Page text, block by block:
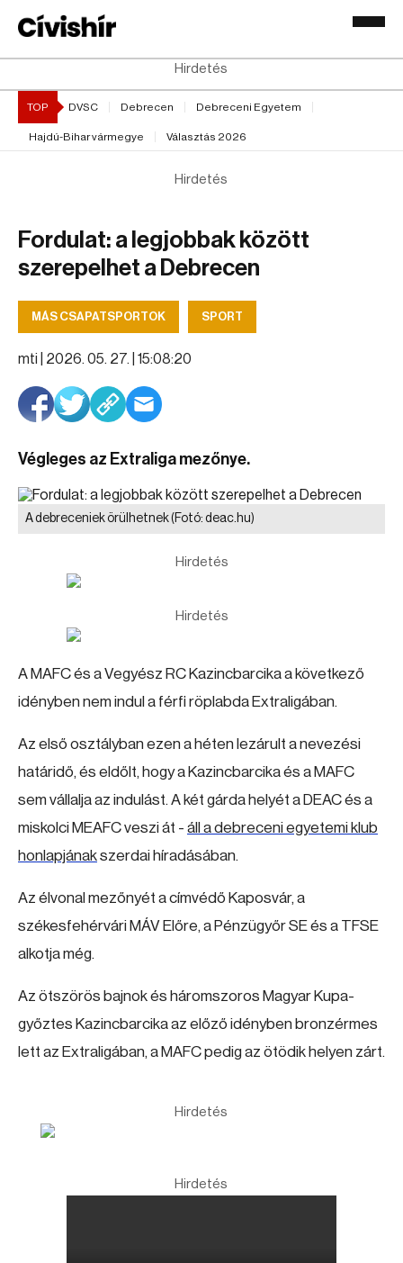
Hirdetés
TOP DVSC Debrecen Debreceni Egyetem
Hajdú-Bihar vármegye Választás 2026
Hirdetés
Fordulat: a legjobbak között
szerepelhet a Debrecen
MÁS CSAPATSPORTOK SPORT
mti | 2026. 05. 27. | 15:08:20
Végleges az Extraliga mezőnye.
A debreceniek örülhetnek(Fotó: deac.hu)
Hirdetés
Hirdetés
A MAFC és a Vegyész RC Kazincbarcika a következő
idényben nem indul a férfi röplabda Extraligában.
Az első osztályban ezen a héten lezárult a nevezési
határidő, és eldőlt, hogy a Kazincbarcika és a MAFC
sem vállalja az indulást. A két gárda helyét a DEAC és a
miskolci MEAFC veszi át - áll a debreceni egyetemi klub
honlapjánakszerdai híradásában.
Az élvonal mezőnyét a címvédő Kaposvár, a
székesfehérvári MÁV Előre, a Pénzügyőr SE és a TFSE
alkotja még.
Az ötszörös bajnok és háromszoros Magyar Kupa-
győztes Kazincbarcika az előző idényben bronzérmes
lett az Extraligában, a MAFC pedig az ötödik helyen zárt.
Hirdetés
Hirdetés